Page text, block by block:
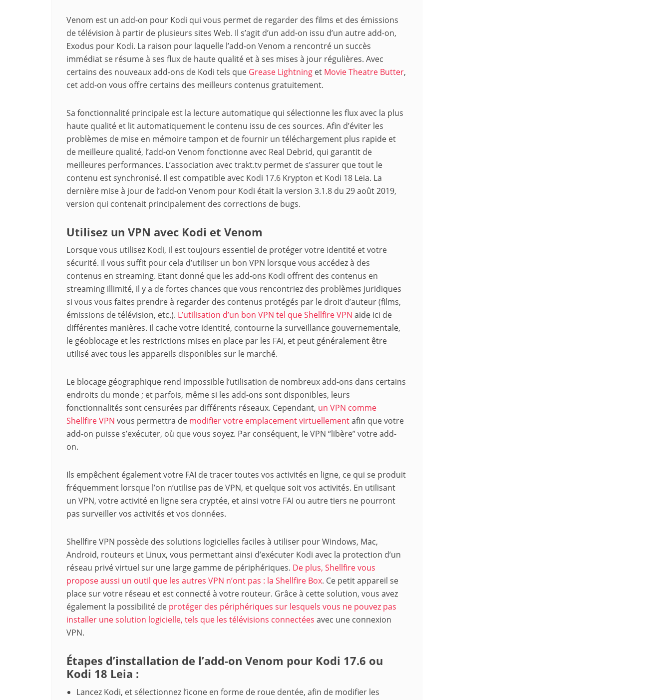
Venom est un add-on pour Kodi qui vous permet de regarder des films et des émissions
de télévision à partir de plusieurs sites Web. Il s’agit d’un add-on issu d’un autre add-on,
Exodus pour Kodi. La raison pour laquelle l’add-on Venom a rencontré un succès
immédiat se résume à ses flux de haute qualité et à ses mises à jour régulières. Avec
certains des nouveaux add-ons de Kodi tels que Grease Lightning et Movie Theatre Butter,
cet add-on vous offre certains des meilleurs contenus gratuitement.
Sa fonctionnalité principale est la lecture automatique qui sélectionne les flux avec la plus
haute qualité et lit automatiquement le contenu issu de ces sources. Afin d’éviter les
problèmes de mise en mémoire tampon et de fournir un téléchargement plus rapide et
de meilleure qualité, l’add-on Venom fonctionne avec Real Debrid, qui garantit de
meilleures performances. L’association avec trakt.tv permet de s’assurer que tout le
contenu est synchronisé. Il est compatible avec Kodi 17.6 Krypton et Kodi 18 Leia. La
dernière mise à jour de l’add-on Venom pour Kodi était la version 3.1.8 du 29 août 2019,
version qui contenait principalement des corrections de bugs.
Utilisez un VPN avec Kodi et Venom
Lorsque vous utilisez Kodi, il est toujours essentiel de protéger votre identité et votre
sécurité. Il vous suffit pour cela d’utiliser un bon VPN lorsque vous accédez à des
contenus en streaming. Etant donné que les add-ons Kodi offrent des contenus en
streaming illimité, il y a de fortes chances que vous rencontriez des problèmes juridiques
si vous vous faites prendre à regarder des contenus protégés par le droit d’auteur (films,
émissions de télévision, etc.). L’utilisation d’un bon VPN tel que Shellfire VPN aide ici de
différentes manières. Il cache votre identité, contourne la surveillance gouvernementale,
le géoblocage et les restrictions mises en place par les FAI, et peut généralement être
utilisé avec tous les appareils disponibles sur le marché.
Le blocage géographique rend impossible l’utilisation de nombreux add-ons dans certains
endroits du monde ; et parfois, même si les add-ons sont disponibles, leurs
fonctionnalités sont censurées par différents réseaux. Cependant, un VPN comme
Shellfire VPN vous permettra de modifier votre emplacement virtuellementafin que votre
add-on puisse s’exécuter, où que vous soyez. Par conséquent, le VPN “libère” votre add-
on.
Ils empêchent également votre FAI de tracer toutes vos activités en ligne, ce qui se produit
fréquemment lorsque l’on n’utilise pas de VPN, et quelque soit vos activités. En utilisant
un VPN, votre activité en ligne sera cryptée, et ainsi votre FAI ou autre tiers ne pourront
pas surveiller vos activités et vos données.
Shellfire VPN possède des solutions logicielles faciles à utiliser pour Windows, Mac,
Android, routeurs et Linux, vous permettant ainsi d’exécuter Kodi avec la protection d’un
réseau privé virtuel sur une large gamme de périphériques. De plus, Shellfire vous
propose aussi un outil que les autres VPN n’ont pas : la Shellfire Box. Ce petit appareil se
place sur votre réseau et est connecté à votre routeur. Grâce à cette solution, vous avez
également la possibilité de protéger des périphériques sur lesquels vous ne pouvez pas
installer une solution logicielle, tels que les télévisions connectées avec une connexion
VPN.
Étapes d’installation de l’add-on Venom pour Kodi 17.6 ou
Kodi 18 Leia :
Lancez Kodi, et sélectionnez l’icone en forme de roue dentée, afin de modifier les